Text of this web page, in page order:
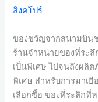
สิงคโปร์
ของขวัญจากสนามบิน
ร้านจำหน่ายของที่ระ
เป็นพิเศษ ไปจนถึงผลิ
พิเศษ สำหรับการมาเยื
เลือกซื้อ ของที่ระลึกที่